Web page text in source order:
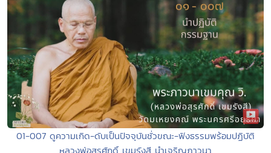
01-007 ดูความเกิด-ดับเป็นปัจจุบันชั่วขณะ-ฟังธรรมพร้อมปฏิบัติ